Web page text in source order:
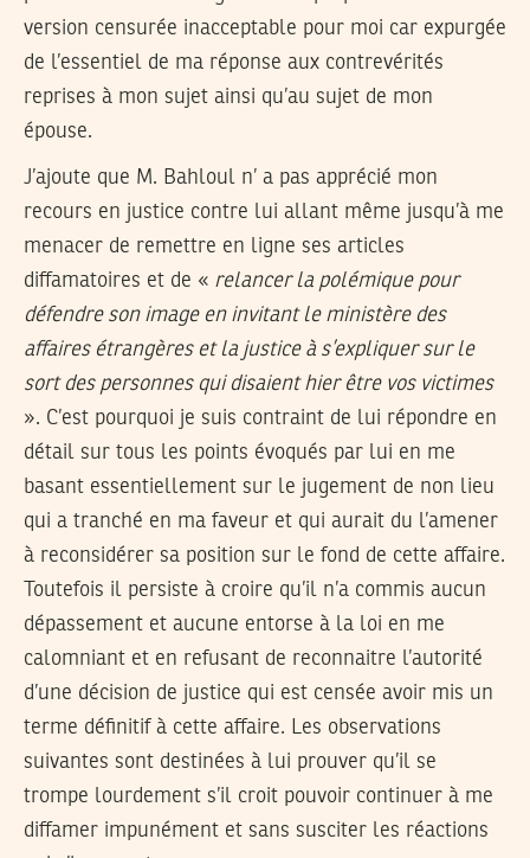
version censurée inacceptable pour moi car expurgée
de l’essentiel de ma réponse aux contrevérités
reprises à mon sujet ainsi qu’au sujet de mon
épouse.
J’ajoute que M. Bahloul n’ a pas apprécié mon
recours en justice contre lui allant même jusqu’à me
menacer de remettre en ligne ses articles
diffamatoires et de « relancer la polémique pour
défendre son image en invitant le ministère des
affaires étrangères et la justice à s’expliquer sur le
sort des personnes qui disaient hier être vos victimes
». C’est pourquoi je suis contraint de lui répondre en
détail sur tous les points évoqués par lui en me
basant essentiellement sur le jugement de non lieu
qui a tranché en ma faveur et qui aurait du l’amener
à reconsidérer sa position sur le fond de cette affaire.
Toutefois il persiste à croire qu’il n’a commis aucun
dépassement et aucune entorse à la loi en me
calomniant et en refusant de reconnaitre l’autorité
d’une décision de justice qui est censée avoir mis un
terme définitif à cette affaire. Les observations
suivantes sont destinées à lui prouver qu’il se
trompe lourdement s’il croit pouvoir continuer à me
diffamer impunément et sans susciter les réactions